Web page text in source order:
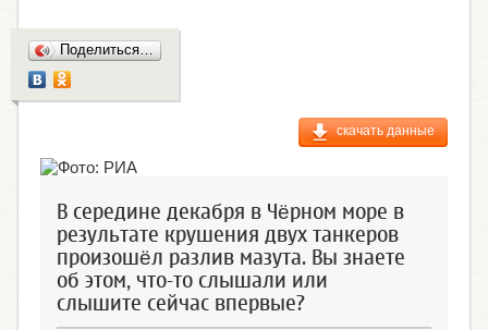
скачать данные
В середине декабря в Чёрном море в
результате крушения двух танкеров
произошёл разлив мазута. Вы знаете
об этом, что-то слышали или
слышите сейчас впервые?
Поделиться…